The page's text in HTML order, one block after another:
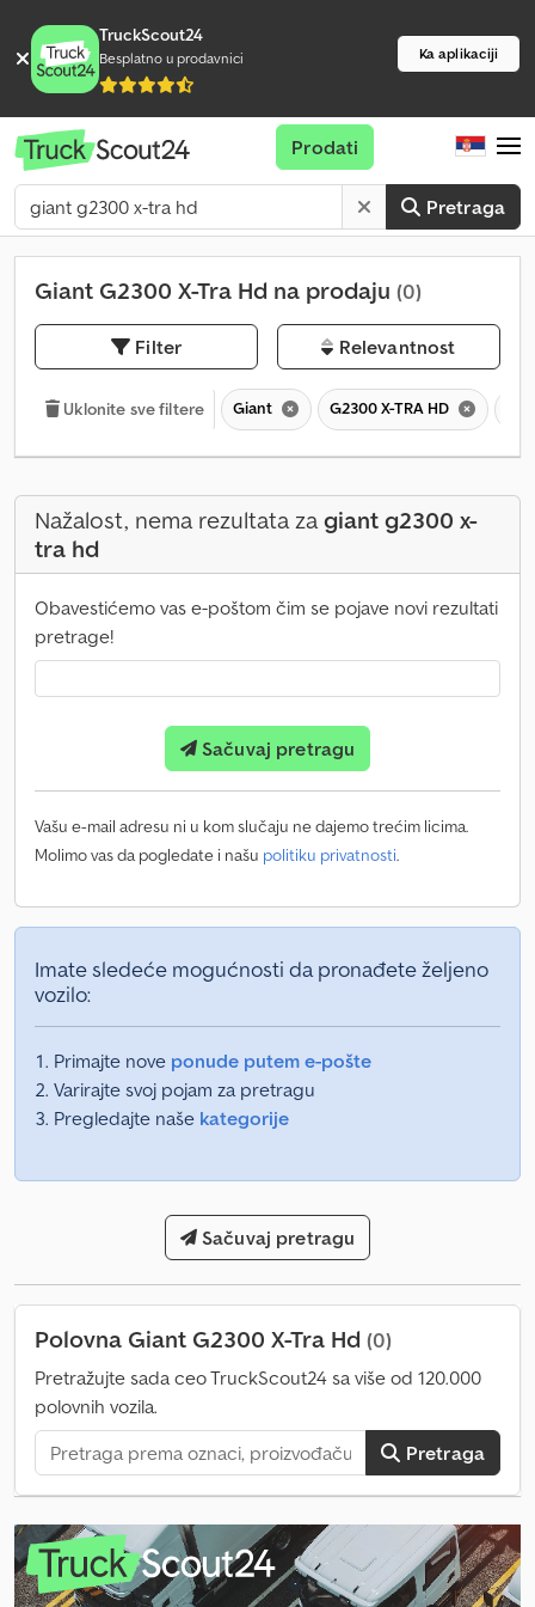
TruckScout24
Besplatno u prodavnici Ka aplikaciji
Pretraga
Prodati
Giant G2300 X-Tra Hd na prodaju (0)
Filter Relevantnost
Uklonite sve filtere Giant G2300 X-TRA HD
Nažalost, nema rezultata zagiant g2300 x-
tra hd
Obavestićemo vas e-poštom čim se pojave novi rezultati
pretrage!
Sačuvaj pretragu
Vašu e-mail adresu ni u kom slučaju ne dajemo trećim licima.
Molimo vas da pogledate i našu politiku privatnosti.
Imate sledeće mogućnosti da pronađete željeno
vozilo:
Primajte nove ponude putem e-pošte
Varirajte svoj pojam za pretragu
Pregledajte naše kategorije
Sačuvaj pretragu
Polovna Giant G2300 X-Tra Hd (0)
Pretražujte sada ceo TruckScout24 sa više od 120.000
polovnih vozila.
Pretraga